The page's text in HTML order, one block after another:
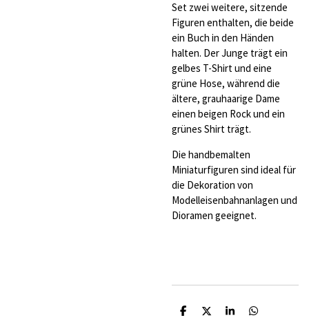
Set zwei weitere, sitzende
Figuren enthalten, die beide
ein Buch in den Händen
halten. Der Junge trägt ein
gelbes T-Shirt und eine
grüne Hose, während die
ältere, grauhaarige Dame
einen beigen Rock und ein
grünes Shirt trägt.
Die handbemalten
Miniaturfiguren sind ideal für
die Dekoration von
Modelleisenbahnanlagen und
Dioramen geeignet.
T
T
T
T